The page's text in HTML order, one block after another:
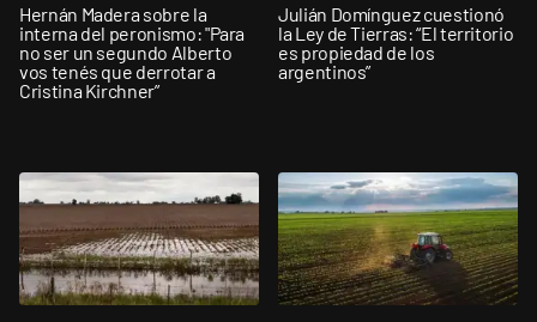
Hernán Madera sobre la
interna del peronismo: "Para
no ser un segundo Alberto
vos tenés que derrotar a
Cristina Kirchner”
Julián Domínguez cuestionó
la Ley de Tierras: “El territorio
es propiedad de los
argentinos”